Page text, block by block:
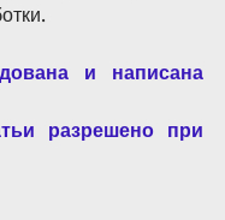
и написана
разрешено при